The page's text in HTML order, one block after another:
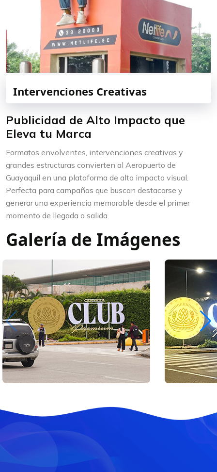
Intervenciones Creativas
Publicidad de Alto Impacto que
Eleva tu Marca
Formatos envolventes, intervenciones creativas y
grandes estructuras convierten al Aeropuerto de
Guayaquil en una plataforma de alto impacto visual.
Perfecta para campañas que buscan destacarse y
generar una experiencia memorable desde el primer
momento de llegada o salida.
Galería de Imágenes